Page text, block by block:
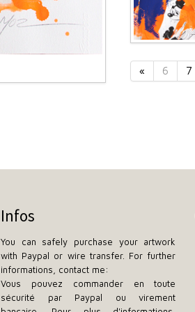
« 6 7
Infos
You can safely purchase your artwork
with Paypal or wire transfer. For further
informations, contact me:
Vous pouvez commander en toute
sécurité par Paypal ou virement